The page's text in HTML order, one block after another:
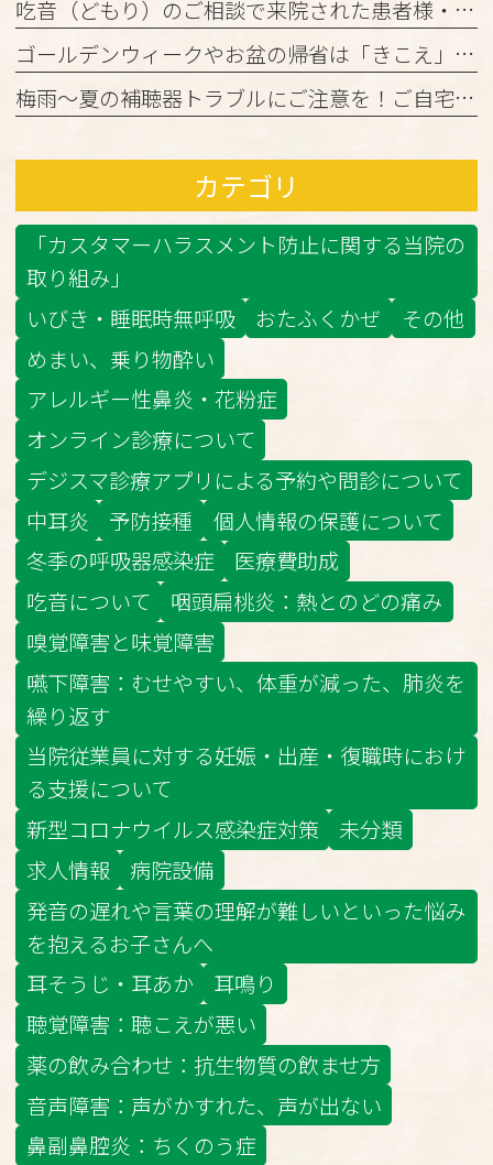
吃音（どもり）のご相談で来院された患者様・ご家族の皆様へ
ゴールデンウィークやお盆の帰省は「きこえ」のチェックのチャンス！難聴と認知機能の関係について
梅雨～夏の補聴器トラブルにご注意を！ご自宅でのケアと定期メンテナンスのお願い
カテゴリ
「カスタマーハラスメント防止に関する当院の
取り組み」
いびき・睡眠時無呼吸
おたふくかぜ
その他
めまい、乗り物酔い
アレルギー性鼻炎・花粉症
オンライン診療について
デジスマ診療アプリによる予約や問診について
中耳炎
予防接種
個人情報の保護について
冬季の呼吸器感染症
医療費助成
吃音について
咽頭扁桃炎：熱とのどの痛み
嗅覚障害と味覚障害
嚥下障害：むせやすい、体重が減った、肺炎を
繰り返す
当院従業員に対する妊娠・出産・復職時におけ
る支援について
新型コロナウイルス感染症対策
未分類
求人情報
病院設備
発音の遅れや言葉の理解が難しいといった悩み
を抱えるお子さんへ
耳そうじ・耳あか
耳鳴り
聴覚障害：聴こえが悪い
薬の飲み合わせ：抗生物質の飲ませ方
音声障害：声がかすれた、声が出ない
鼻副鼻腔炎：ちくのう症